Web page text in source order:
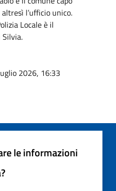
l’ufficio unico.
Locale è il
Silvia.
2026, 16:33
le informazioni